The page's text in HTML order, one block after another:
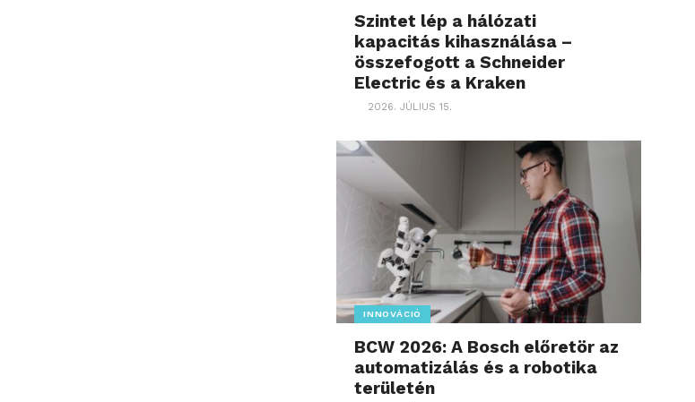
Szintet lép a hálózati
kapacitás kihasználása –
összefogott a Schneider
Electric és a Kraken
2026. JÚLIUS 15.
INNOVÁCIÓ
BCW 2026: A Bosch előretör az
automatizálás és a robotika
területén